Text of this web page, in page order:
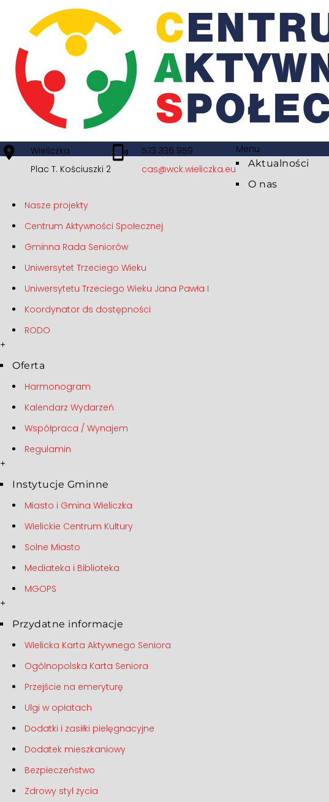
Wieliczka
Plac T. Kościuszki 2
573 336 959
cas@wck.wieliczka.eu
Menu
Aktualności
O nas
Nasze projekty
Centrum Aktywności Społecznej
Gminna Rada Seniorów
Uniwersytet Trzeciego Wieku
Uniwersytetu Trzeciego Wieku Jana Pawła I
Koordynator ds dostępności
RODO
+
Oferta
Harmonogram
Kalendarz Wydarzeń
Współpraca / Wynajem
Regulamin
+
Instytucje Gminne
Miasto i Gmina Wieliczka
Wielickie Centrum Kultury
Solne Miasto
Mediateka i Biblioteka
MGOPS
+
Przydatne informacje
Wielicka Karta Aktywnego Seniora
Ogólnopolska Karta Seniora
Przejście na emeryturę
Ulgi w opłatach
Dodatki i zasiłki pielęgnacyjne
Dodatek mieszkaniowy
Bezpieczeństwo
Zdrowy styl życia